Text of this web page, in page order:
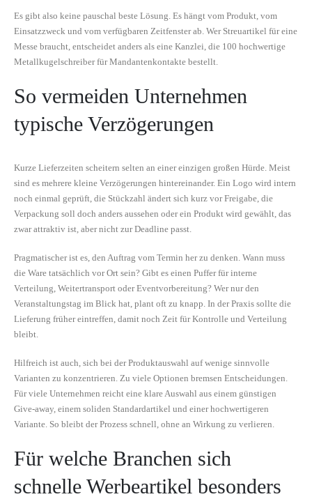
Es gibt also keine pauschal beste Lösung. Es hängt vom Produkt, vom
Einsatzzweck und vom verfügbaren Zeitfenster ab. Wer Streuartikel für eine
Messe braucht, entscheidet anders als eine Kanzlei, die 100 hochwertige
Metallkugelschreiber für Mandantenkontakte bestellt.
So vermeiden Unternehmen
typische Verzögerungen
Kurze Lieferzeiten scheitern selten an einer einzigen großen Hürde. Meist
sind es mehrere kleine Verzögerungen hintereinander. Ein Logo wird intern
noch einmal geprüft, die Stückzahl ändert sich kurz vor Freigabe, die
Verpackung soll doch anders aussehen oder ein Produkt wird gewählt, das
zwar attraktiv ist, aber nicht zur Deadline passt.
Pragmatischer ist es, den Auftrag vom Termin her zu denken. Wann muss
die Ware tatsächlich vor Ort sein? Gibt es einen Puffer für interne
Verteilung, Weitertransport oder Eventvorbereitung? Wer nur den
Veranstaltungstag im Blick hat, plant oft zu knapp. In der Praxis sollte die
Lieferung früher eintreffen, damit noch Zeit für Kontrolle und Verteilung
bleibt.
Hilfreich ist auch, sich bei der Produktauswahl auf wenige sinnvolle
Varianten zu konzentrieren. Zu viele Optionen bremsen Entscheidungen.
Für viele Unternehmen reicht eine klare Auswahl aus einem günstigen
Give-away, einem soliden Standardartikel und einer hochwertigeren
Variante. So bleibt der Prozess schnell, ohne an Wirkung zu verlieren.
Für welche Branchen sich
schnelle Werbeartikel besonders